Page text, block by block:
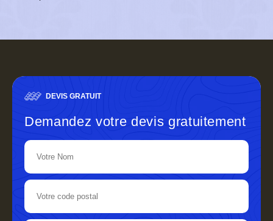
DEVIS GRATUIT
Demandez votre devis gratuitement